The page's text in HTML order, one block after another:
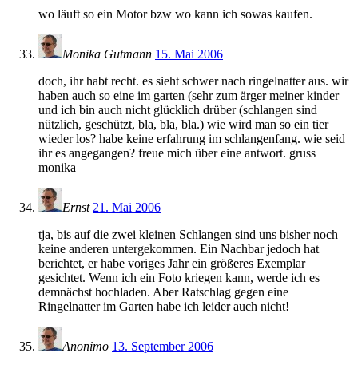
wo läuft so ein Motor bzw wo kann ich sowas kaufen.
Monika Gutmann 15. Mai 2006
doch, ihr habt recht. es sieht schwer nach ringelnatter aus. wir
haben auch so eine im garten (sehr zum ärger meiner kinder
und ich bin auch nicht glücklich drüber (schlangen sind
nützlich, geschützt, bla, bla, bla.) wie wird man so ein tier
wieder los? habe keine erfahrung im schlangenfang. wie seid
ihr es angegangen? freue mich über eine antwort. gruss
monika
Ernst 21. Mai 2006
tja, bis auf die zwei kleinen Schlangen sind uns bisher noch
keine anderen untergekommen. Ein Nachbar jedoch hat
berichtet, er habe voriges Jahr ein größeres Exemplar
gesichtet. Wenn ich ein Foto kriegen kann, werde ich es
demnächst hochladen. Aber Ratschlag gegen eine
Ringelnatter im Garten habe ich leider auch nicht!
Anonimo 13. September 2006